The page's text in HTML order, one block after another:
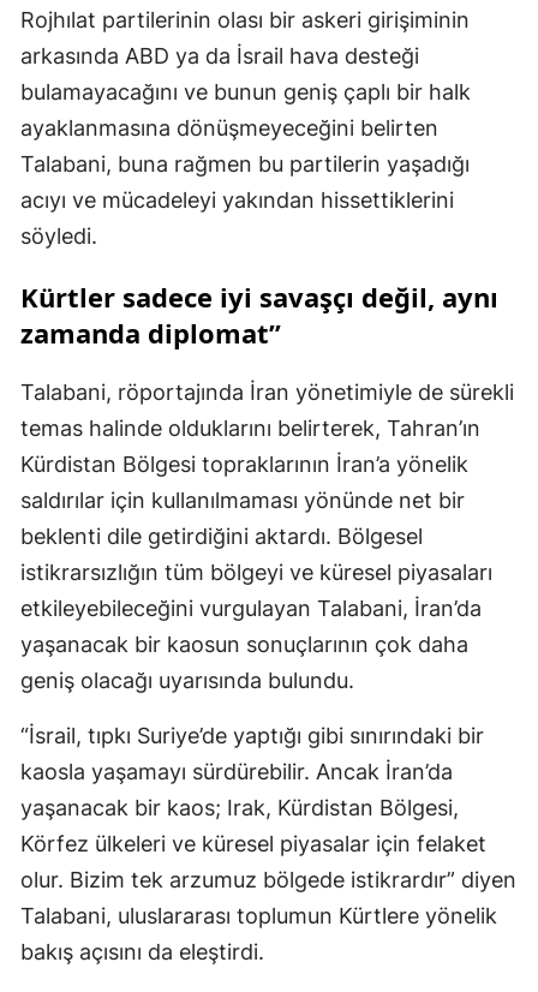
Rojhılat partilerinin olası bir askeri girişiminin
arkasında ABD ya da İsrail hava desteği
bulamayacağını ve bunun geniş çaplı bir halk
ayaklanmasına dönüşmeyeceğini belirten
Talabani, buna rağmen bu partilerin yaşadığı
acıyı ve mücadeleyi yakından hissettiklerini
söyledi.
Kürtler sadece iyi savaşçı değil, aynı
zamanda diplomat”
Talabani, röportajında İran yönetimiyle de sürekli
temas halinde olduklarını belirterek, Tahran’ın
Kürdistan Bölgesi topraklarının İran’a yönelik
saldırılar için kullanılmaması yönünde net bir
beklenti dile getirdiğini aktardı. Bölgesel
istikrarsızlığın tüm bölgeyi ve küresel piyasaları
etkileyebileceğini vurgulayan Talabani, İran’da
yaşanacak bir kaosun sonuçlarının çok daha
geniş olacağı uyarısında bulundu.
“İsrail, tıpkı Suriye’de yaptığı gibi sınırındaki bir
kaosla yaşamayı sürdürebilir. Ancak İran’da
yaşanacak bir kaos; Irak, Kürdistan Bölgesi,
Körfez ülkeleri ve küresel piyasalar için felaket
olur. Bizim tek arzumuz bölgede istikrardır” diyen
Talabani, uluslararası toplumun Kürtlere yönelik
bakış açısını da eleştirdi.